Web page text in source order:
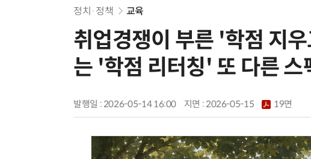
정치·정책 교육
취업경쟁이 부른 '학점 지
는 '학점 리터칭' 또 다른 스
발행일 : 2026-05-14 16:00 지면 :2026-05-15 19면